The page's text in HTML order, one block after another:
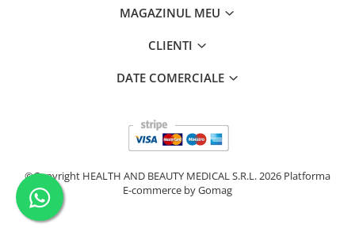
MAGAZINUL MEU
CLIENTI
DATE COMERCIALE
©Copyright HEALTH AND BEAUTY MEDICAL S.R.L. 2026 Platforma
E-commerce by Gomag